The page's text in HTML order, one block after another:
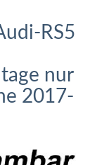
RS5
nur
2017-